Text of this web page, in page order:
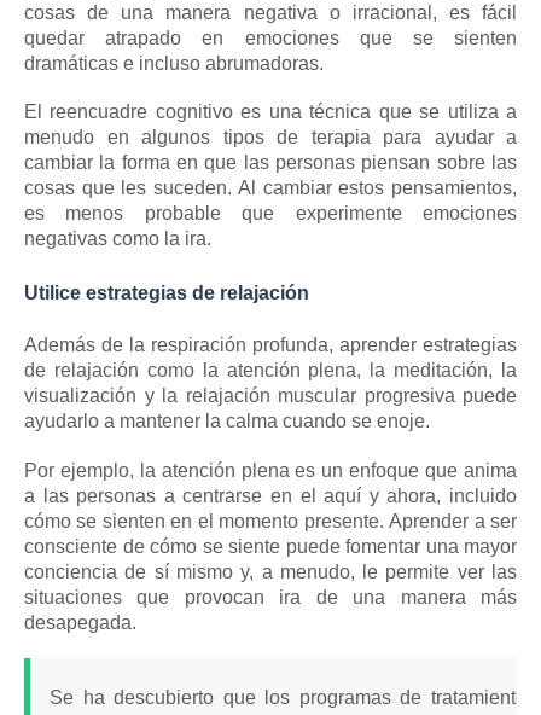
cosas de una manera negativa o irracional, es fácil
quedar atrapado en emociones que se sienten
dramáticas e incluso abrumadoras.
El reencuadre cognitivoes una técnica que se utiliza a
menudo en algunos tipos de terapia para ayudar a
cambiar la forma en que las personas piensan sobre las
cosas que les suceden.Al cambiar estos pensamientos,
es menos probable que experimente emociones
negativas como la ira.
Utilice estrategias de relajación
Además de la respiración profunda, aprender estrategias
de relajación como la atención plena, la meditación, la
visualización y la relajación muscular progresiva puede
ayudarlo a mantener la calma cuando se enoje.
Por ejemplo, la atención plena es un enfoque que anima
a las personas a centrarse en el aquí y ahora, incluido
cómo se sienten en el momento presente.Aprender a ser
consciente de cómo se siente puede fomentar una mayor
conciencia de sí mismo y, a menudo, le permite ver las
situaciones que provocan ira de una manera más
desapegada.
Se ha descubierto que los programas de tratamiento